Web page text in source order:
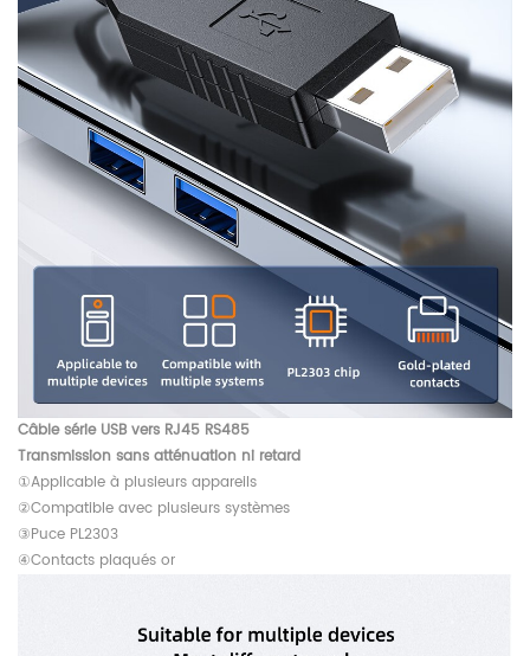
Câble série USB vers RJ45 RS485
Transmission sans atténuation ni retard
①Applicable à plusieurs appareils
②Compatible avec plusieurs systèmes
③Puce PL2303
④Contacts plaqués or